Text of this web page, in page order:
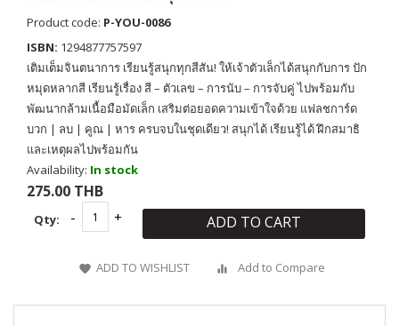
Product code: P-YOU-0086
ISBN: 1294877757597
เติมเต็มจินตนาการ เรียนรู้สนุกทุกสีสัน! ให้เจ้าตัวเล็กได้สนุกกับการ ปัก
หมุดหลากสี เรียนรู้เรื่อง สี – ตัวเลข – การนับ – การจับคู่ ไปพร้อมกับ
พัฒนากล้ามเนื้อมือมัดเล็ก เสริมต่อยอดความเข้าใจด้วย แฟลชการ์ด
บวก | ลบ | คูณ | หาร ครบจบในชุดเดียว! สนุกได้ เรียนรู้ได้ ฝึกสมาธิ
และเหตุผลไปพร้อมกัน
Availability: In stock
275.00 THB
Qty: ADD TO CART
ADD TO WISHLIST Add to Compare